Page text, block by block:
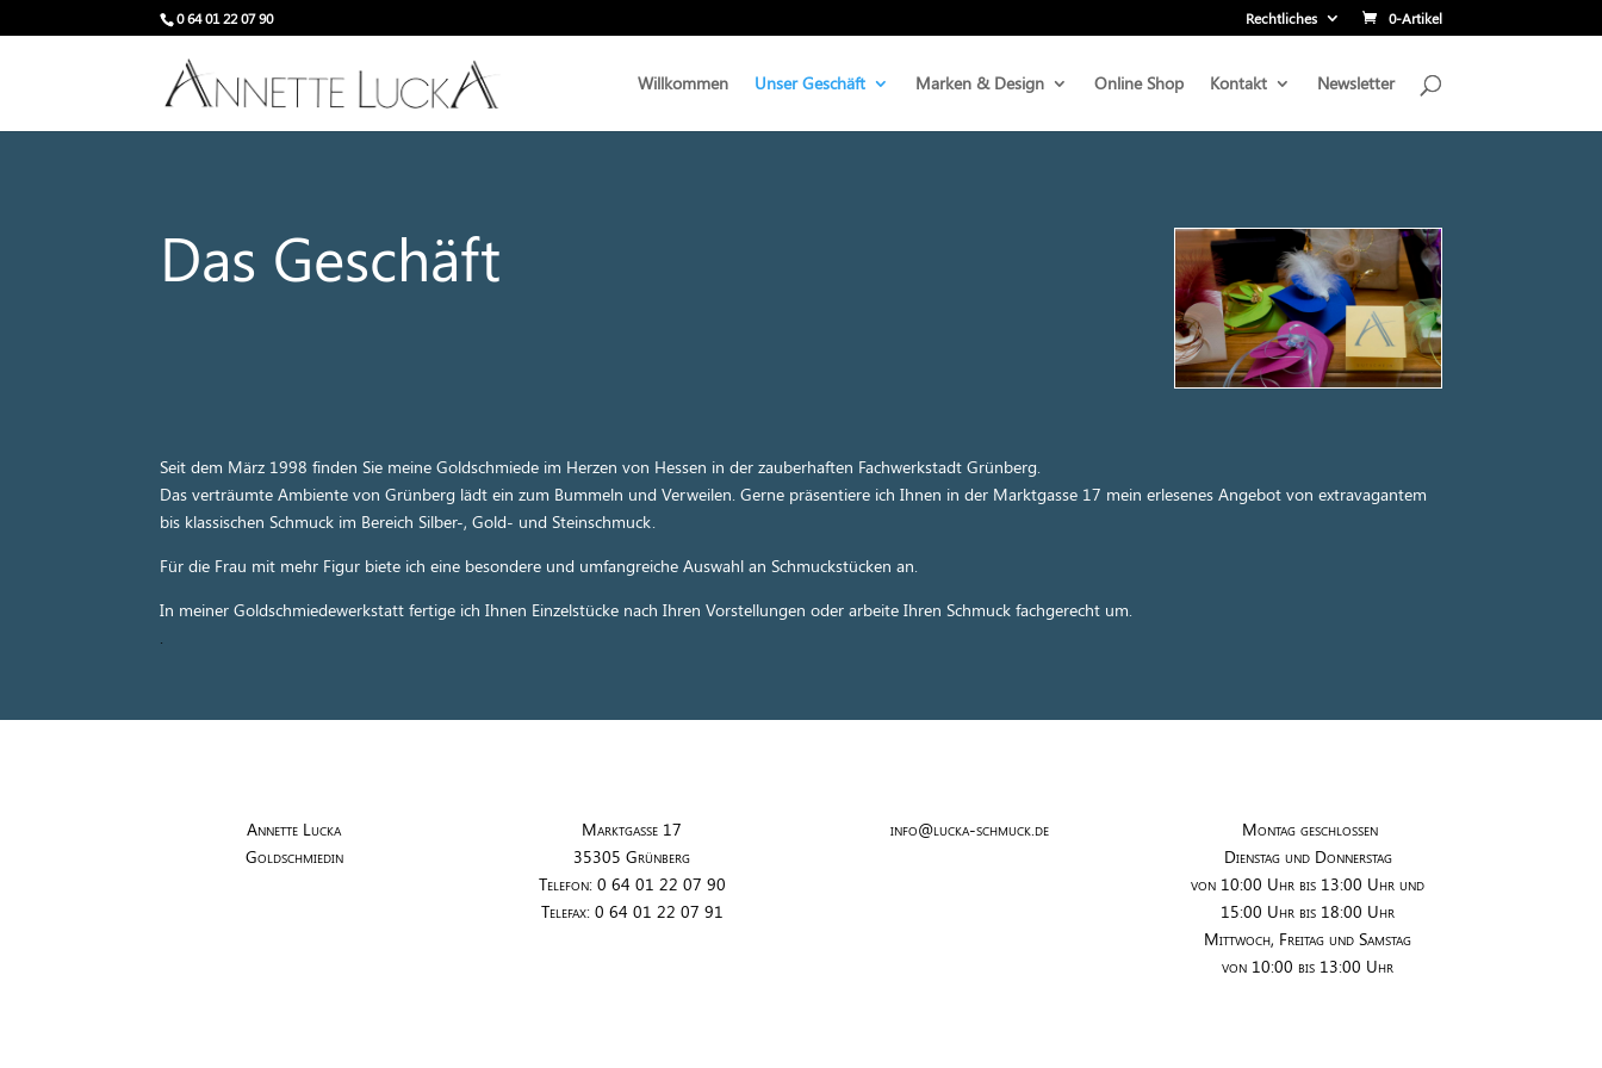
0 64 01 22 07 90 Rechtliches 0-Artikel
Willkommen Unser Geschäft Marken & Design Online Shop Kontakt Newsletter
Das Geschäft
Seit dem März 1998 finden Sie meine Goldschmiede im Herzen von Hessen in der zauberhaften Fachwerkstadt Grünberg.
Das verträumte Ambiente von Grünberg lädt ein zum Bummeln und Verweilen. Gerne präsentiere ich Ihnen in der Marktgasse 17 mein erlesenes Angebot von extravagantem
bis klassischen Schmuck im Bereich Silber-, Gold- und Steinschmuck.
Für die Frau mit mehr Figur biete ich eine besondere und umfangreiche Auswahl an Schmuckstücken an.
In meiner Goldschmiedewerkstatt fertige ich Ihnen Einzelstücke nach Ihren Vorstellungen oder arbeite Ihren Schmuck fachgerecht um.
.
Annette Lucka
Goldschmiedin
Marktgasse 17
35305 Grünberg
Telefon: 0 64 01 22 07 90
Telefax: 0 64 01 22 07 91
info@lucka-schmuck.de
Montag geschlossen
Dienstag und Donnerstag
von 10:00 Uhr bis 13:00 Uhr und
15:00 Uhr bis 18:00 Uhr
Mittwoch, Freitag und Samstag
von 10:00 bis 13:00 Uhr